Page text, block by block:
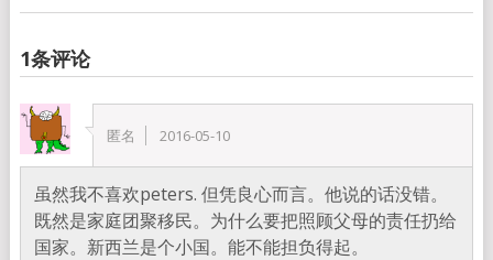
1条评论
匿名 2016-05-10
虽然我不喜欢peters. 但凭良心而言。他说的话没错。
既然是家庭团聚移民。为什么要把照顾父母的责任扔给
国家。新西兰是个小国。能不能担负得起。